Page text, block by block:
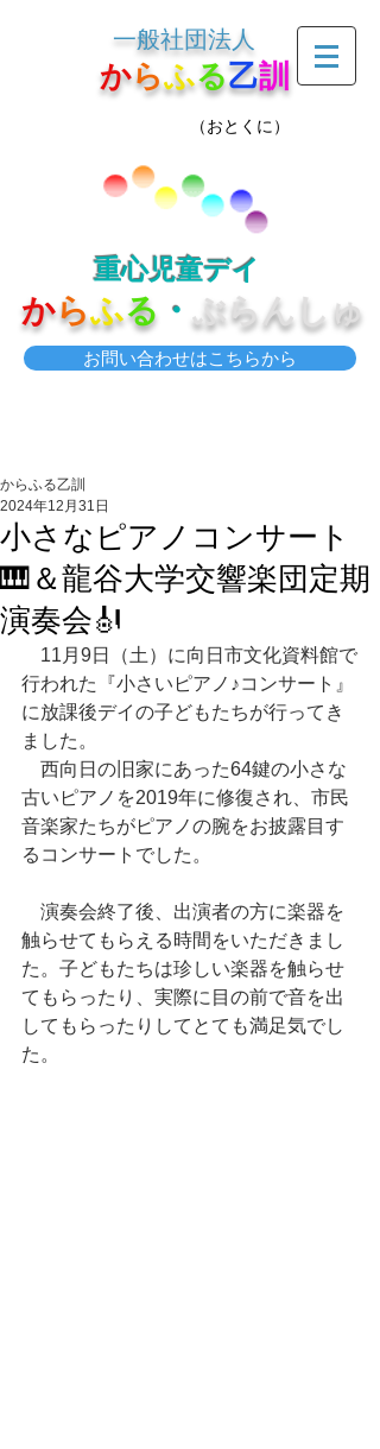
一般社団法人
からふる乙訓
（おとくに）
重心児童デイ
からふる ・ ぶらんしゅ
お問い合わせはこちらから
小さなピアノコンサート
🎹＆龍谷大学交響楽団定期
演奏会🎻
からふる乙訓
2024年12月31日
11月9日（土）に向日市文化資料館で
行われた『小さいピアノ♪コンサート』
に放課後デイの子どもたちが行ってき
ました。
西向日の旧家にあった64鍵の小さな
古いピアノを2019年に修復され、市民
音楽家たちがピアノの腕をお披露目す
るコンサートでした。
演奏会終了後、出演者の方に楽器を
触らせてもらえる時間をいただきまし
た。子どもたちは珍しい楽器を触らせ
てもらったり、実際に目の前で音を出
してもらったりしてとても満足気でし
た。